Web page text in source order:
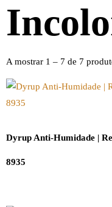
A mostrar 1 – 7 de 7
Dyrup Anti-Humidade |
8935